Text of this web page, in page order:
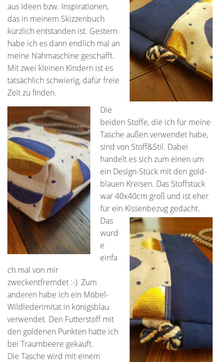
aus Ideen bzw. Inspirationen,
das in meinem Skizzenbuch
kürzlich entstanden ist. Gestern
habe ich es dann endlich mal an
meine Nähmaschine geschafft.
Mit zwei kleinen Kindern ist es
tatsächlich schwierig, dafür freie
Zeit zu finden.
Die
beiden Stoffe, die ich für meine
Tasche außen verwendet habe,
sind von Stoff&Stil. Dabei
handelt es sich zum einen um
ein Design-Stück mit den gold-
blauen Kreisen. Das Stoffstück
war 40x40cm groß und ist eher
für ein Kissenbezug gedacht.
Das
wurd
e
einfa
ch mal von mir
zweckentfremdet :-). Zum
anderen habe ich ein Möbel-
Wildlederimitat in königsblau
verwendet. Den Futterstoff mit
den goldenen Punkten hatte ich
bei Traumbeere gekauft.
Die Tasche wird mit einem